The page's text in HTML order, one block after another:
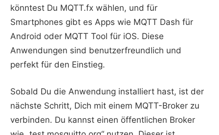
könntest Du MQTT.fx wählen, und für
Smartphones gibt es Apps wie MQTT Dash für
Android oder MQTT Tool für iOS. Diese
Anwendungen sind benutzerfreundlich und
perfekt für den Einstieg.
Sobald Du die Anwendung installiert hast, ist der
nächste Schritt, Dich mit einem MQTT-Broker zu
verbinden. Du kannst einen öffentlichen Broker